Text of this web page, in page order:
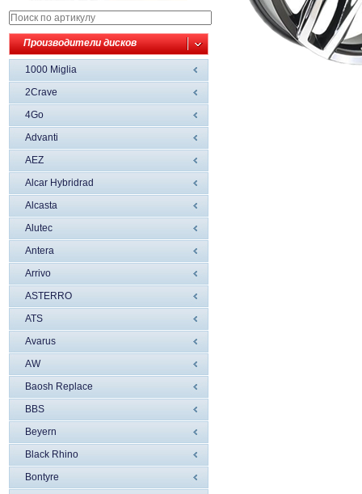
Производители дисков
1000 Miglia
2Crave
4Go
Advanti
AEZ
Alcar Hybridrad
Alcasta
Alutec
Antera
Arrivo
ASTERRO
ATS
Avarus
AW
Baosh Replace
BBS
Beyern
Black Rhino
Bontyre